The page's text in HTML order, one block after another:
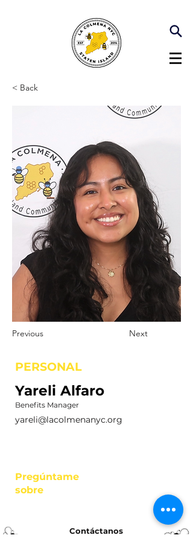
< Back
Previous Next
PERSONAL
Yareli Alfaro
Benefits Manager
yareli@lacolmenanyc.org
Pregúntame
sobre
Contáctanos